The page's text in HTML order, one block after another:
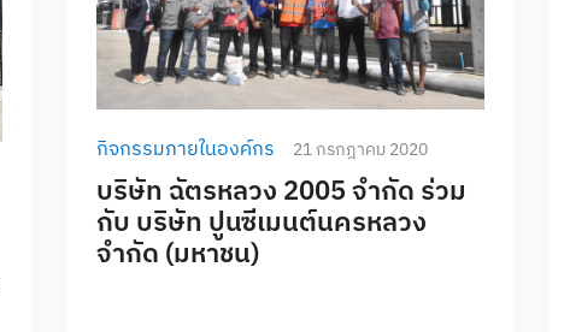
กิจกรรมภายในองค์กร 21 กรกฎาคม 2020
บริษัท ฉัตรหลวง 2005 จำกัด ร่วม
กับ บริษัท ปูนซีเมนต์นครหลวง
จำกัด (มหาชน)